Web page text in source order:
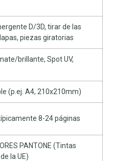
D/3D, tirar de las
piezas giratorias
brillante, Spot UV,
(p.ej. A4, 210x210mm)
8-24 páginas
PANTONE (Tintas
la UE)